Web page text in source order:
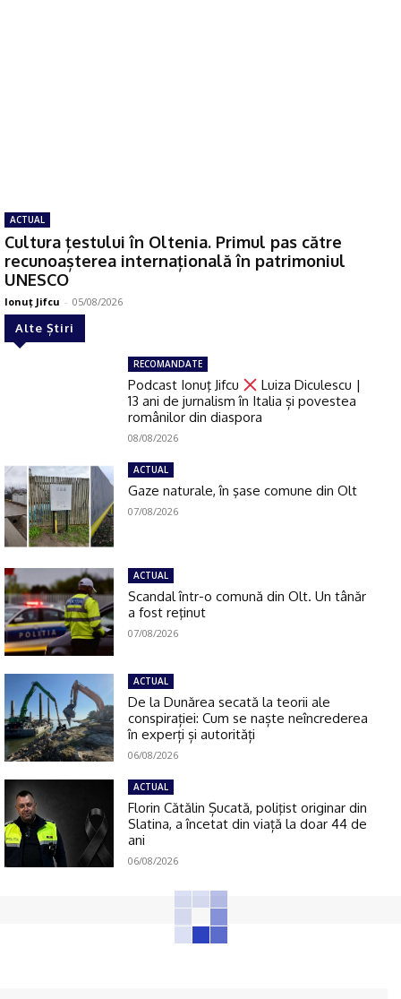
ACTUAL
Cultura țestului în Oltenia. Primul pas către
recunoașterea internațională în patrimoniul
UNESCO
Ionuţ Jifcu - 05/08/2026
Alte Știri
RECOMANDATE
Podcast Ionuţ Jifcu
Luiza Diculescu |
13 ani de jurnalism în Italia și povestea
românilor din diaspora
08/08/2026
ACTUAL
Gaze naturale, în şase comune din Olt
07/08/2026
ACTUAL
Scandal într-o comună din Olt. Un tânăr
a fost reţinut
07/08/2026
ACTUAL
De la Dunărea secată la teorii ale
conspirației: Cum se naște neîncrederea
în experți și autorități
06/08/2026
ACTUAL
Florin Cătălin Șucată, poliţist originar din
Slatina, a încetat din viață la doar 44 de
ani
06/08/2026